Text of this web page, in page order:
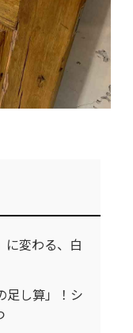
に変わる、白
足し算」！シ